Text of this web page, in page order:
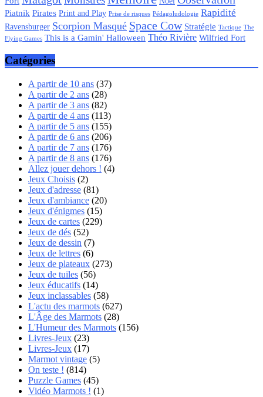
Piatnik Pirates Print and Play Prise de risques Pédagoludologie Rapidité
Ravensburger Scorpion Masqué Space Cow Stratégie Tactique The
Flying Games This is a Gamin' Halloween Théo Rivière Wilfried Fort
Catégories
A partir de 10 ans (37)
A partir de 2 ans (28)
A partir de 3 ans (82)
A partir de 4 ans (113)
A partir de 5 ans (155)
A partir de 6 ans (206)
A partir de 7 ans (176)
A partir de 8 ans (176)
Allez jouer dehors ! (4)
Jeux Choisis (2)
Jeux d'adresse (81)
Jeux d'ambiance (20)
Jeux d'énigmes (15)
Jeux de cartes (229)
Jeux de dés (52)
Jeux de dessin (7)
Jeux de lettres (6)
Jeux de plateaux (273)
Jeux de tuiles (56)
Jeux éducatifs (14)
Jeux inclassables (58)
L'actu des marmots (627)
L'Âge des Marmots (28)
L'Humeur des Marmots (156)
Livres-Jeux (23)
Livres-Jeux (17)
Marmot vintage (5)
On teste ! (814)
Puzzle Games (45)
Vidéo Marmots ! (1)